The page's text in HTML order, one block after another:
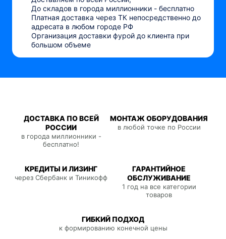
До складов в города миллионники - бесплатно
Платная доставка через ТК непосредственно до
адресата в любом городе РФ
Организация доставки фурой до клиента при
большом объеме
ДОСТАВКА ПО ВСЕЙ
РОССИИ
в города миллионники -
бесплатно!
МОНТАЖ ОБОРУДОВАНИЯ
в любой точке по России
КРЕДИТЫ И ЛИЗИНГ
через Сбербанк и Тиникофф
ГАРАНТИЙНОЕ
ОБСЛУЖИВАНИЕ
1 год на все категории
товаров
ГИБКИЙ ПОДХОД
к формированию конечной цены